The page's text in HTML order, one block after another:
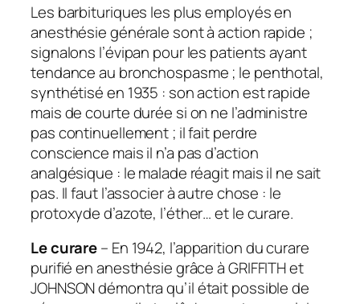
Les barbituriques les plus employés en
anesthésie générale sont à action rapide ;
signalons l’évipan pour les patients ayant
tendance au bronchospasme ; le penthotal,
synthétisé en 1935 : son action est rapide
mais de courte durée si on ne l’administre
pas continuellement ; il fait perdre
conscience mais il n’a pas d’action
analgésique : le malade réagit mais il ne sait
pas. Il faut l’associer à autre chose : le
protoxyde d’azote, l’éther… et le curare.
Le curare– En 1942, l’apparition du curare
purifié en anesthésie grâce à GRIFFITH et
JOHNSON démontra qu’il était possible de